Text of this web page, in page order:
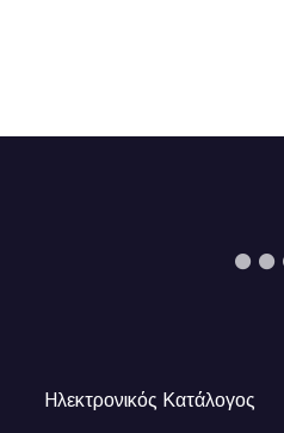
Ηλεκτρονικός Κατάλογος